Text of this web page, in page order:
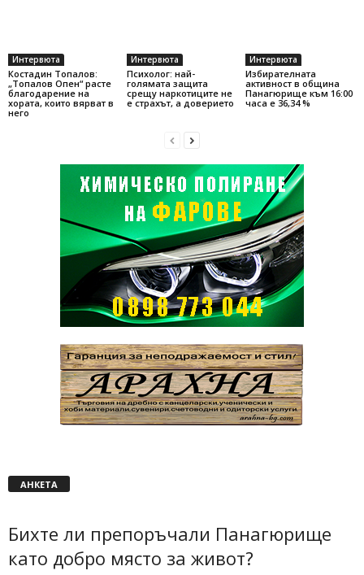
Интервюта
Костадин Топалов:
„Топалов Опен“ расте
благодарение на
хората, които вярват в
него
Интервюта
Психолог: най-
голямата защита
срещу наркотиците не
е страхът, а доверието
Интервюта
Избирателната
активност в община
Панагюрище към 16:00
часа е 36,34 %
АНКЕТА
Бихте ли препоръчали Панагюрище
като добро място за живот?